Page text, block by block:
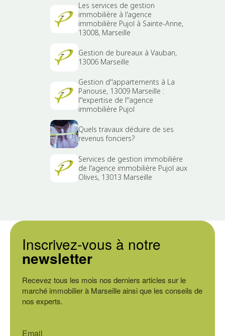
Les services de gestion
immobilière à l'agence
immobilière Pujol à Sainte-Anne,
13008, Marseille
Gestion de bureaux à Vauban,
13006 Marseille
Gestion d''appartements à La
Panouse, 13009 Marseille :
l''expertise de l''agence
immobilière Pujol
Quels travaux déduire de ses
revenus fonciers?
Services de gestion immobilière
de l'agence immobilière Pujol aux
Olives, 13013 Marseille
Inscrivez-vous à notre
newsletter
Recevez tous les mois nos derniers articles sur le
marché immobilier à Marseille ainsi que les conseils de
nos experts.